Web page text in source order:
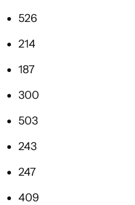
526
214
187
300
503
243
247
409